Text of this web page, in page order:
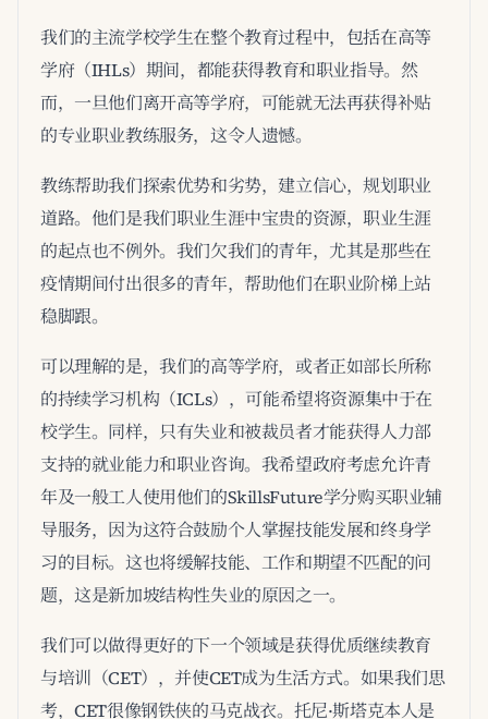
我们的主流学校学生在整个教育过程中，包括在高等
学府（IHLs）期间，都能获得教育和职业指导。然
而，一旦他们离开高等学府，可能就无法再获得补贴
的专业职业教练服务，这令人遗憾。
教练帮助我们探索优势和劣势，建立信心，规划职业
道路。他们是我们职业生涯中宝贵的资源，职业生涯
的起点也不例外。我们欠我们的青年，尤其是那些在
疫情期间付出很多的青年，帮助他们在职业阶梯上站
稳脚跟。
可以理解的是，我们的高等学府，或者正如部长所称
的持续学习机构（ICLs），可能希望将资源集中于在
校学生。同样，只有失业和被裁员者才能获得人力部
支持的就业能力和职业咨询。我希望政府考虑允许青
年及一般工人使用他们的SkillsFuture学分购买职业辅
导服务，因为这符合鼓励个人掌握技能发展和终身学
习的目标。这也将缓解技能、工作和期望不匹配的问
题，这是新加坡结构性失业的原因之一。
我们可以做得更好的下一个领域是获得优质继续教育
与培训（CET），并使CET成为生活方式。如果我们思
考，CET很像钢铁侠的马克战衣。托尼·斯塔克本人是